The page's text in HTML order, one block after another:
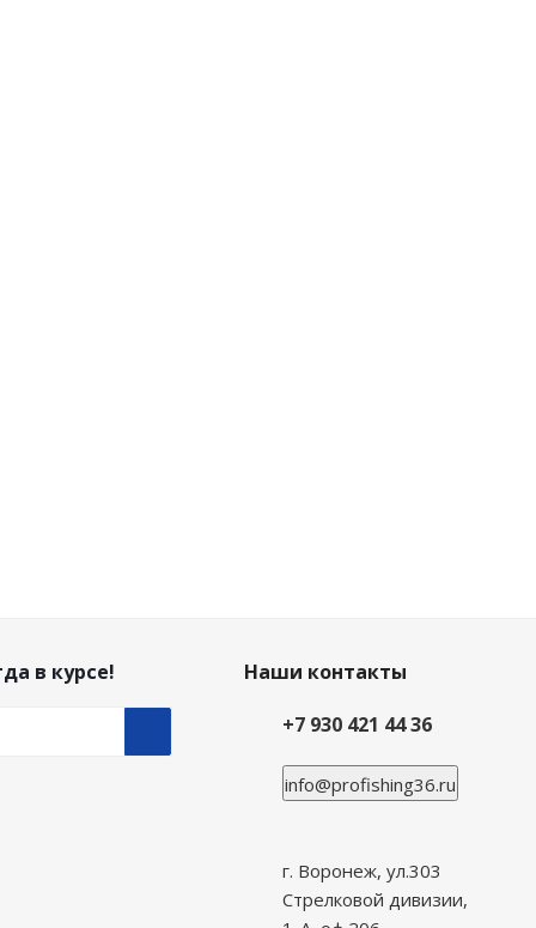
в курсе!
Наши контакты
+7 930 421 44 36
info@profishing36.ru
г. Воронеж, ул.303
Стрелковой дивизии,